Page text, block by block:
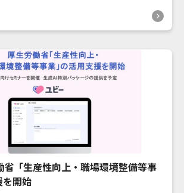
省「生産性向上・職場環境整備等事
を開始